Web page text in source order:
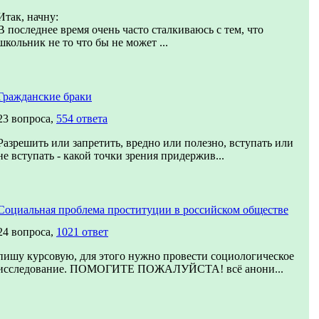
начну:
последнее время очень часто сталкиваюсь с тем, что
не то что бы не может ...
браки
вопроса, 554 ответа
или запретить, вредно или полезно, вступать или
вступать - какой точки зрения придержив...
проблема проституции в российском обществе
вопроса, 1021 ответ
курсовую, для этого нужно провести социологическое
ПОМОГИТЕ ПОЖАЛУЙСТА! всё анони...